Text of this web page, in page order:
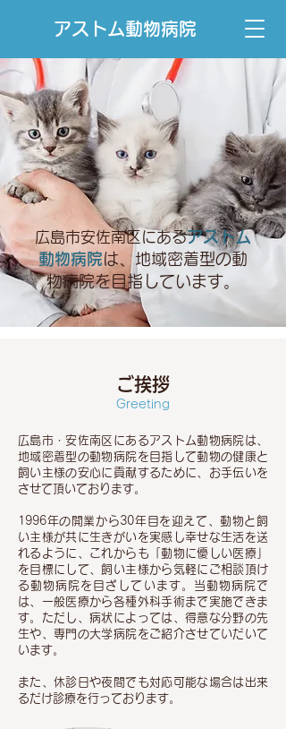
アストム動物病院
広島市安佐南区にあるアストム
動物病院は、地域密着型の動
物病院を目指しています。
ご挨拶
Greeting
広島市・安佐南区にあるアストム動物病院は、
地域密着型の動物病院を目指して動物の健康と
飼い主様の安心に貢献するために、お手伝いを
させて頂いております。
1996年の開業から30年目を迎えて、動物と飼
い主様が共に生きがいを実感し幸せな生活を送
れるように、これからも「動物に優しい医療」
を目標にして、飼い主様から気軽にご相談頂け
る動物病院を目ざしています。当動物病院で
は、一般医療から各種外科手術まで実施できま
す。ただし、病状によっては、得意な分野の先
生や、専門の大学病院をご紹介させていだいて
います。
また、休診日や夜間でも対応可能な場合は出来
るだけ診療を行っております。